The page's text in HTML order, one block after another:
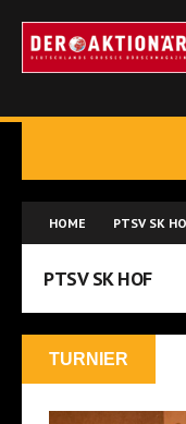
HOME PTSV SK
PTSV SK HOF
TURNIER